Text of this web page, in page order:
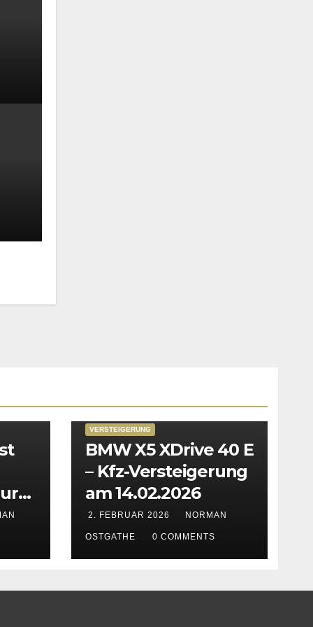
VERSTEIGERUNG
BMW X5 XDrive 40 E
– Kfz-Versteigerung
am 14.02.2026
2. FEBRUAR 2026 NORMAN
OSTGATHE 0 COMMENTS